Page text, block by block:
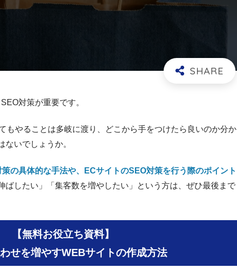
対策が重要です。
もやることは多岐に渡り、どこから手をつけたら良いのか分か
ないでしょうか。
の具体的な手法や、ECサイトのSEO対策を行う際のポイント
ばしたい」「集客数を増やしたい」という方は、ぜひ最後まで
【無料お役立ち資料】
せを増やすWEBサイトの作成方法